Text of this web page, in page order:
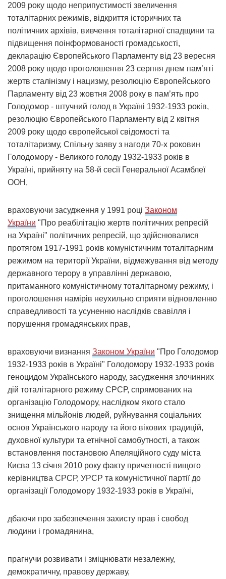
2009 року щодо неприпустимості звеличення
тоталітарних режимів, відкриття історичних та
політичних архівів, вивчення тоталітарної спадщини та
підвищення поінформованості громадськості,
декларацію Європейського Парламенту від 23 вересня
2008 року щодо проголошення 23 серпня днем пам’яті
жертв сталінізму і нацизму, резолюцію Європейського
Парламенту від 23 жовтня 2008 року в пам’ять про
Голодомор - штучний голод в Україні 1932-1933 років,
резолюцію Європейського Парламенту від 2 квітня
2009 року щодо європейської свідомості та
тоталітаризму, Спільну заяву з нагоди 70-х роковин
Голодомору - Великого голоду 1932-1933 років в
Україні, прийняту на 58-й сесії Генеральної Асамблеї
ООН,
враховуючи засудження у 1991 році Законом
України "Про реабілітацію жертв політичних репресій
на Україні" політичних репресій, що здійснювалися
протягом 1917-1991 років комуністичним тоталітарним
режимом на території України, відмежування від методу
державного терору в управлінні державою,
притаманного комуністичному тоталітарному режиму, і
проголошення намірів неухильно сприяти відновленню
справедливості та усуненню наслідків свавілля і
порушення громадянських прав,
враховуючи визнання Законом України "Про Голодомор
1932-1933 років в Україні" Голодомору 1932-1933 років
геноцидом Українського народу, засудження злочинних
дій тоталітарного режиму СРСР, спрямованих на
організацію Голодомору, наслідком якого стало
знищення мільйонів людей, руйнування соціальних
основ Українського народу та його вікових традицій,
духовної культури та етнічної самобутності, а також
встановлення постановою Апеляційного суду міста
Києва 13 січня 2010 року факту причетності вищого
керівництва СРСР, УРСР та комуністичної партії до
організації Голодомору 1932-1933 років в Україні,
дбаючи про забезпечення захисту прав і свобод
людини і громадянина,
прагнучи розвивати і зміцнювати незалежну,
демократичну, правову державу,